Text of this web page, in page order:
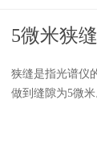
5微米狭缝
狭缝是指光谱仪
做到缝隙为5微米